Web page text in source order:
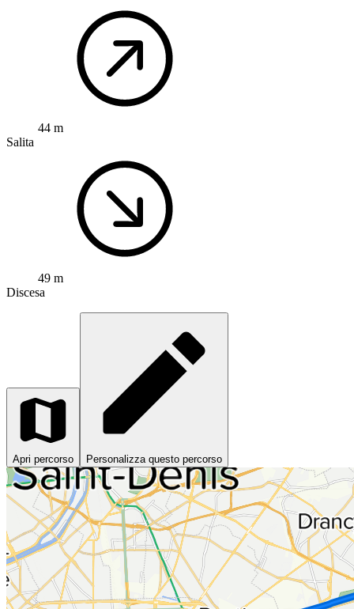
44 m
Salita
49 m
Discesa
Apri percorso Personalizza questo percorso